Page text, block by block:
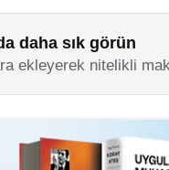
daha sık görün
ekleyerek nitelikli